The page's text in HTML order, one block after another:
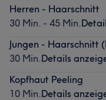
Herren - Haarschnitt
30 Min. - 45 Min.
Jungen - Haarschnitt
30 Min.Details
Kopfhaut Peeling
10 Min.Details